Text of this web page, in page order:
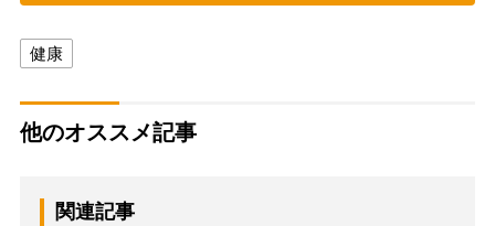
健康
他のオススメ記事
関連記事